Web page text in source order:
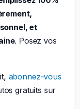
et
. Posez vos
abonnez-vous
gratuits sur